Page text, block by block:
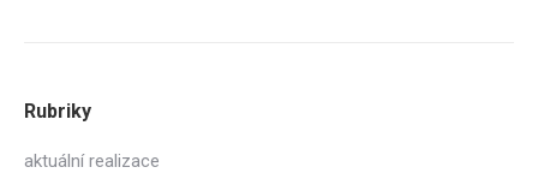
Rubriky
aktuální realizace